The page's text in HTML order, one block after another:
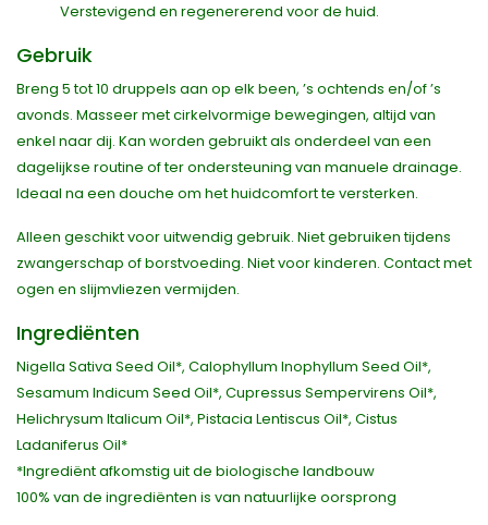
Verstevigend en regenererend voor de huid.
Gebruik
Breng 5 tot 10 druppels aan op elk been, ’s ochtends en/of ’s
avonds. Masseer met cirkelvormige bewegingen, altijd van
enkel naar dij. Kan worden gebruikt als onderdeel van een
dagelijkse routine of ter ondersteuning van manuele drainage.
Ideaal na een douche om het huidcomfort te versterken.
Alleen geschikt voor uitwendig gebruik. Niet gebruiken tijdens
zwangerschap of borstvoeding. Niet voor kinderen. Contact met
ogen en slijmvliezen vermijden.
Ingrediënten
Nigella Sativa Seed Oil*, Calophyllum Inophyllum Seed Oil*,
Sesamum Indicum Seed Oil*, Cupressus Sempervirens Oil*,
Helichrysum Italicum Oil*, Pistacia Lentiscus Oil*, Cistus
Ladaniferus Oil*
*Ingrediënt afkomstig uit de biologische landbouw
100% van de ingrediënten is van natuurlijke oorsprong